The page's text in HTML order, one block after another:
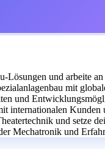
und arbeite an
mit
und
internationalen Kunden
und setze
Mechatronik und